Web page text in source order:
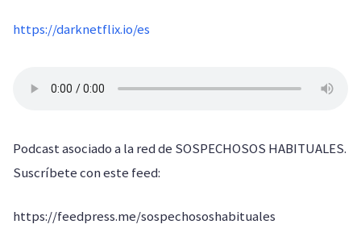
https://darknetflix.io/es
Podcast asociado a la red de SOSPECHOSOS HABITUALES.
Suscríbete con este feed:
https://feedpress.me/sospechososhabituales